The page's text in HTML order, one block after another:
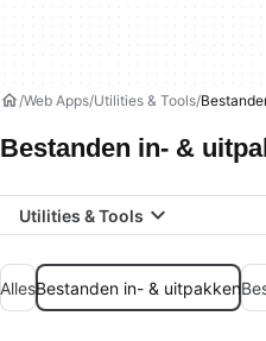
Web Apps Utilities & Tools
Bestanden in- &
Utilities & Tools
AllesBestanden in- & uitpakken